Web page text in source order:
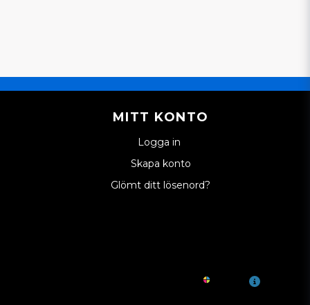
MITT KONTO
Logga in
Skapa konto
Glömt ditt lösenord?